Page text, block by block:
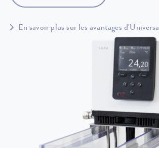
En savoir plus sur les avantages d'Universa